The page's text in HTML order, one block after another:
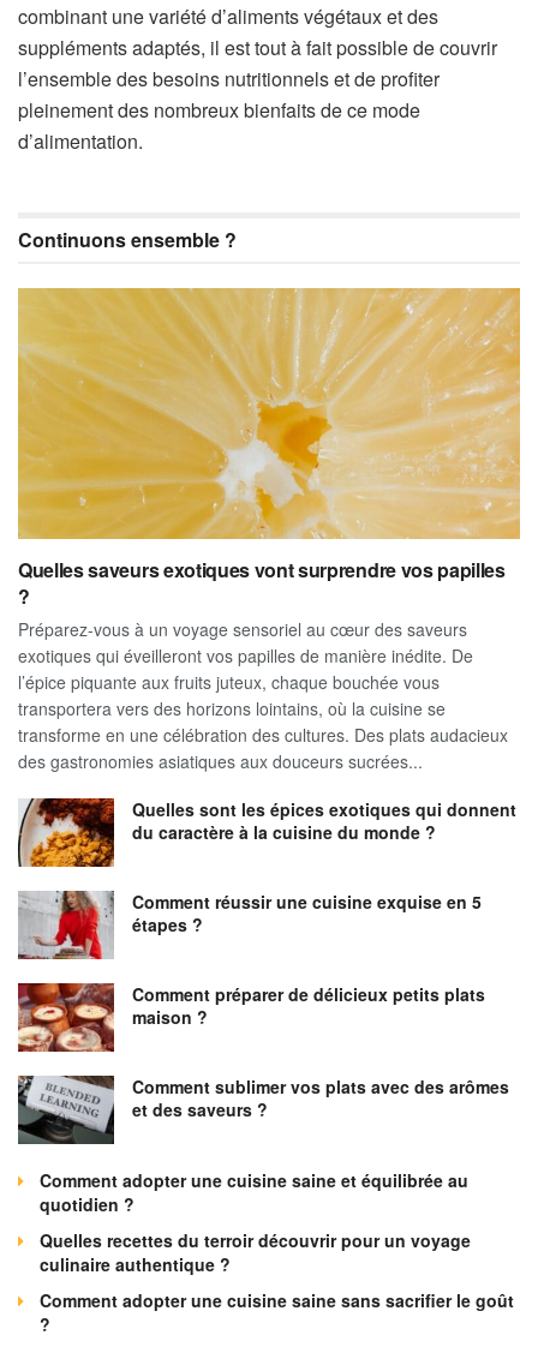
combinant une variété d’aliments végétaux et des
suppléments adaptés, il est tout à fait possible de couvrir
l’ensemble des besoins nutritionnels et de profiter
pleinement des nombreux bienfaits de ce mode
d’alimentation.
Continuons ensemble ?
Quelles saveurs exotiques vont surprendre vos papilles
?
Préparez-vous à un voyage sensoriel au cœur des saveurs
exotiques qui éveilleront vos papilles de manière inédite. De
l’épice piquante aux fruits juteux, chaque bouchée vous
transportera vers des horizons lointains, où la cuisine se
transforme en une célébration des cultures. Des plats audacieux
des gastronomies asiatiques aux douceurs sucrées...
Quelles sont les épices exotiques qui donnent
du caractère à la cuisine du monde ?
Comment réussir une cuisine exquise en 5
étapes ?
Comment préparer de délicieux petits plats
maison ?
Comment sublimer vos plats avec des arômes
et des saveurs ?
Comment adopter une cuisine saine et équilibrée au
quotidien ?
Quelles recettes du terroir découvrir pour un voyage
culinaire authentique ?
Comment adopter une cuisine saine sans sacrifier le goût
?